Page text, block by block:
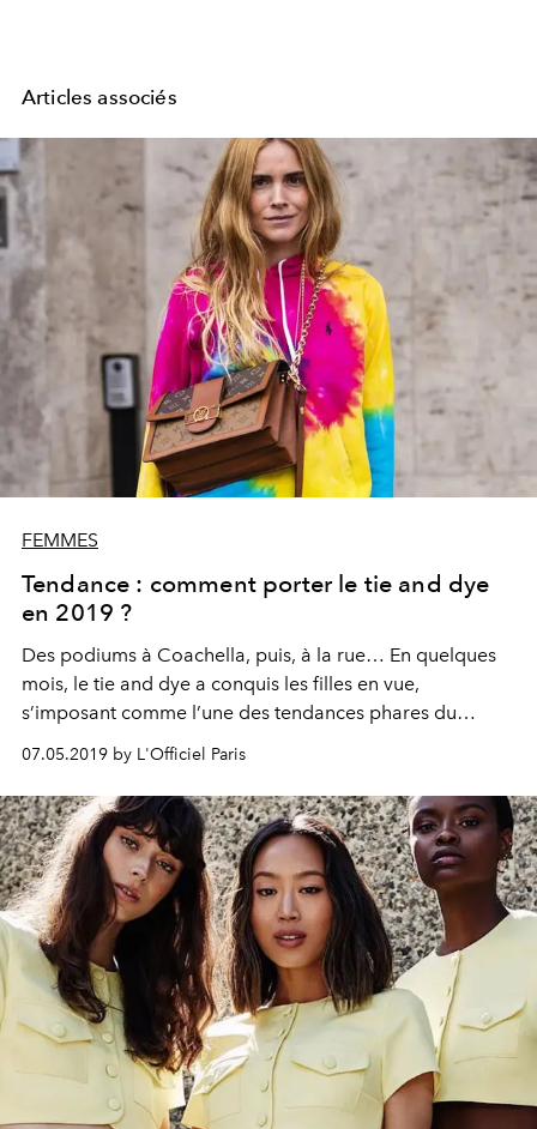
Articles associés
FEMMES
Tendance : comment porter le tie and dye
en 2019 ?
Des podiums à Coachella, puis, à la rue… En quelques
mois, le tie and dye a conquis les filles en vue,
s’imposant comme l’une des tendances phares du
printemps-été 2019. On vous révèle comment le porter
et où l’acheter.
07.05.2019 by L'Officiel Paris